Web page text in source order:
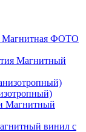
Магнитная ФОТО
Магнитный
Магнитный
винил с